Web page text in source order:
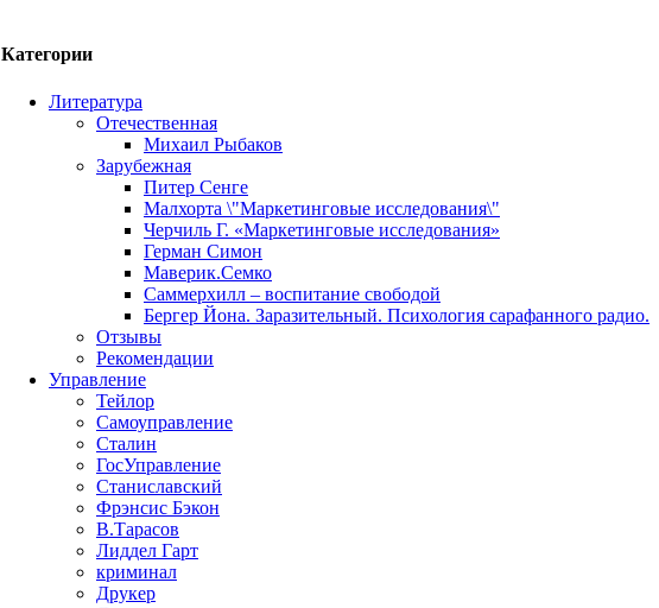
Категории
Литература
Отечественная
Михаил Рыбаков
Зарубежная
Питер Сенге
Малхорта \"Маркетинговые исследования\"
Черчиль Г. «Маркетинговые исследования»
Герман Симон
Маверик.Семко
Саммерхилл – воспитание свободой
Бергер Йона. Заразительный. Психология сарафанного радио.
Отзывы
Рекомендации
Управление
Тейлор
Самоуправление
Сталин
ГосУправление
Станиславский
Фрэнсис Бэкон
В.Тарасов
Лиддел Гарт
криминал
Друкер